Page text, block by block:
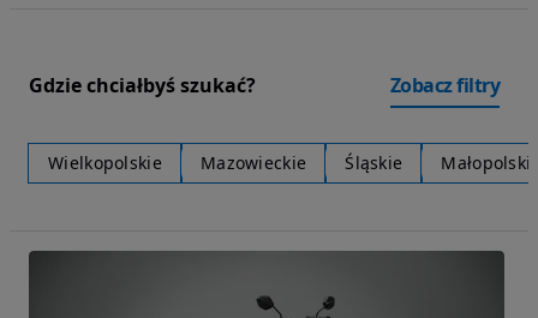
Gdzie chciałbyś szukać? Zobacz filtry
Wielkopolskie Mazowieckie Śląskie